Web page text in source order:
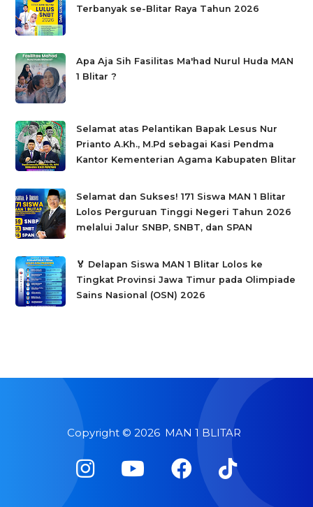
Terbanyak se-Blitar Raya Tahun 2026
Apa Aja Sih Fasilitas Ma'had Nurul Huda MAN
1 Blitar ?
Selamat atas Pelantikan Bapak Lesus Nur
Prianto A.Kh., M.Pd sebagai Kasi Pendma
Kantor Kementerian Agama Kabupaten Blitar
Selamat dan Sukses! 171 Siswa MAN 1 Blitar
Lolos Perguruan Tinggi Negeri Tahun 2026
melalui Jalur SNBP, SNBT, dan SPAN
🏅 Delapan Siswa MAN 1 Blitar Lolos ke
Tingkat Provinsi Jawa Timur pada Olimpiade
Sains Nasional (OSN) 2026
Copyright © 2026 MAN 1 BLITAR